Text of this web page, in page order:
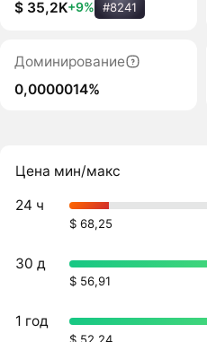
$ 35,2K+9% #8241
Доминирование
0,0000014%
Цена мин/макс
24 ч
$ 68,25
30 д
$ 56,91
1 год